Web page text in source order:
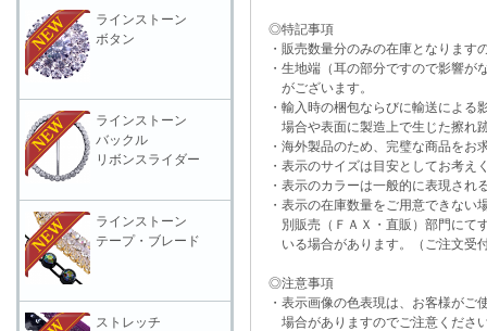
◎特記事項
・販売数量分のみの在庫となります
・生地端（耳の部分ですので影響が
がございます。
・輸入時の梱包ならびに輸送による
場合や表面に製造上で生じた擦れ
・海外製品のため、完璧な商品をお
・表示のサイズは目安としてお考え
・表示のカラーは一般的に表現され
・表示の在庫数量をご用意できな
別販売（ＦＡＸ・直販）部門にて
いる場合があります。（ご注文受
◎注意事項
・表示画像の色表現は、お客様がご
場合がありますのでご注意くださ
ラインストーン
ボタン
ラインストーン
バックル
リボンスライダー
ラインストーン
テープ・ブレード
ストレッチ